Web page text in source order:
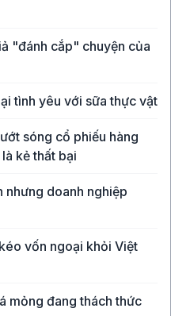
"đánh cắp" chuyện của
tình yêu với sữa thực vật
sóng cổ phiếu hàng
kẻ thất bại
nhưng doanh nghiệp
vốn ngoại khỏi Việt
mỏng đang thách thức